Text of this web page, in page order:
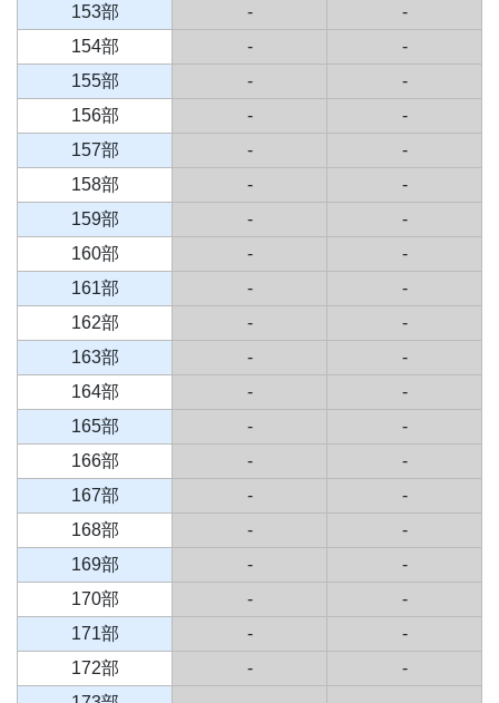
153部
-
-
154部
-
-
155部
-
-
156部
-
-
157部
-
-
158部
-
-
159部
-
-
160部
-
-
161部
-
-
162部
-
-
163部
-
-
164部
-
-
165部
-
-
166部
-
-
167部
-
-
168部
-
-
169部
-
-
170部
-
-
171部
-
-
172部
-
-